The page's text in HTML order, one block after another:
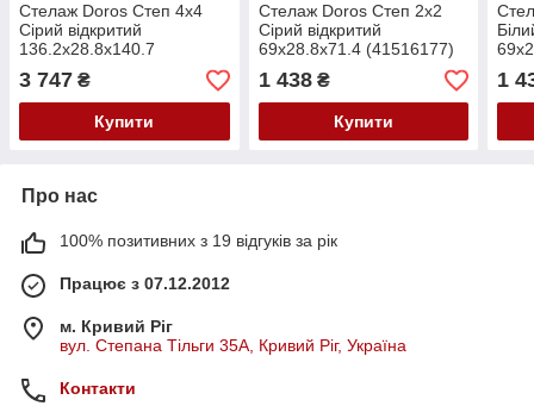
Стелаж Doros Степ 4х4
Сірий відкритий
136.2х28.8х140.7
(41516179)
3 747 ₴
Купити
Стелаж Doros Степ 2х2
Сірий відкритий
69х28.8х71.4 (41516177)
1 438₴
Купити
1
Про нас
100% позитивних з 19 відгуків за рік
Працює з 07.12.2012
м. Кривий Ріг
вул. Степана Тільги 35А, Кривий Ріг, Україна
Контакти